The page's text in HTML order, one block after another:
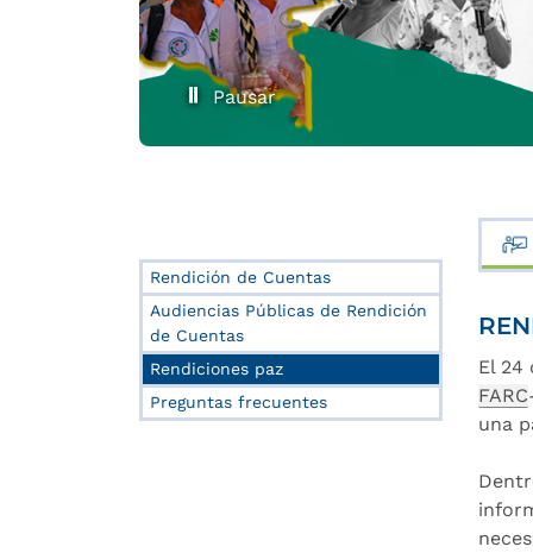
Pausar
Rendición de Cuentas
Audiencias Públicas de Rendición
de Cuentas
Rendiciones paz
Preguntas frecuentes
El 24
FARC
una